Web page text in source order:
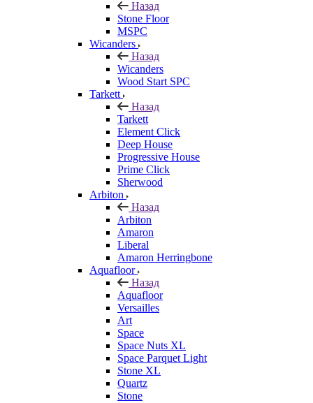
Назад
Stone Floor
MSPC
Wicanders
Назад
Wicanders
Wood Start SPC
Tarkett
Назад
Tarkett
Element Click
Deep House
Progressive House
Prime Click
Sherwood
Arbiton
Назад
Arbiton
Amaron
Liberal
Amaron Herringbone
Aquafloor
Назад
Aquafloor
Versailles
Art
Space
Space Nuts XL
Space Parquet Light
Stone XL
Quartz
Stone